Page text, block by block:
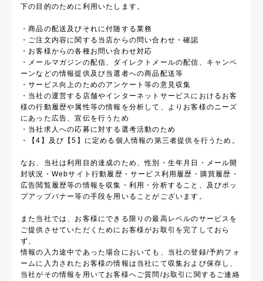
下の目的のために利用いたします。
・商品の配送及びそれに付随する業務
・ご注文内容に関する当店からの問い合わせ・確認
・お客様からの各種お問い合わせ対応
・メールマガジンの配信、ダイレクトメールの配信、キャンペ
ーンなどの情報提供及び当選者への商品配送等
・サービス向上のためのアンケート等の意見収集
・当社の運営する店舗やインターネットサービスにおけるお客
様の行動履歴や属性等の情報を分析して、よりお客様のニーズ
にあった広告、宣伝を行うため
・当社求人への応募に対する選考活動のため
・【4】及び【5】に定める個人情報の第三者提供を行うため。
なお、当社は利用目的達成のため、性別・生年月日・メール開
封状況・Webサイト行動履歴・サービス利用履歴・購買履歴・
広告閲覧履歴等の情報を収集・利用・分析すること、及びポッ
プアップバナー等の手段を用いることがございます。
また当社では、お客様にできる限りの最高レベルのサービスを
ご提供させていただくためにお客様がお取引を完了しておら
ず、
情報の入力途中であった場合においても、当社の登録/予約フォ
ームに入力されたお客様の情報は当社にて収集および保存し、
当社がその情報を用いてお客様へご質問/お取引に関するご連絡